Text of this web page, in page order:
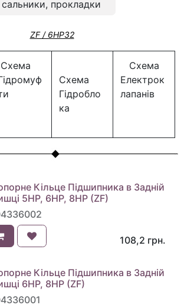
прокладки
ZF / 6HP32
Схема
Схема
Гідробло
ка
Схема
Електрок
лапанів
Кільце Підшипника в Задній
5HP, 6HP, 8HP (ZF)
108,2 грн.
Кільце Підшипника в Задній
6HP, 8HP (ZF)